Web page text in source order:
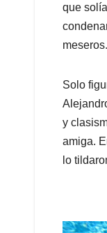
que
meseros.
Solo
y
amiga.
lo